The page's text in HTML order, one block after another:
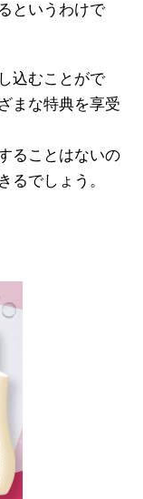
というわけで
込むことがで
まな特典を享受
ることはないの
るでしょう。